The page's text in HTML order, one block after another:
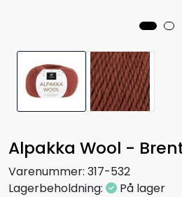
Alpakka Wool -
Varenummer: 317-532
Lagerbeholdning:
På lager